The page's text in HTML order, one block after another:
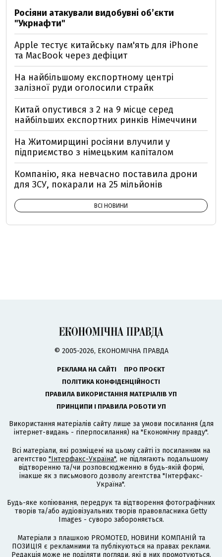
Росіяни атакували видобувні обʼєкти
"Укрнафти"
Apple тестує китайську пам'ять для iPhone
та MacBook через дефіцит
На найбільшому експортному центрі
залізної руди оголосили страйк
Китай опустився з 2 на 9 місце серед
найбільших експортних ринків Німеччини
На Житомирщині росіяни влучили у
підприємство з німецьким капіталом
Компанію, яка невчасно поставила дрони
для ЗСУ, покарали на 25 мільйонів
ВСІ НОВИНИ
© 2005-2026, ЕКОНОМІЧНА ПРАВДА
РЕКЛАМА НА САЙТІ
ПРО ПРОЄКТ
ПОЛІТИКА КОНФІДЕНЦІЙНОСТІ
ПРАВИЛА ВИКОРИСТАННЯ МАТЕРІАЛІВ УП
ПРИНЦИПИ І ПРАВИЛА РОБОТИ УП
Використання матеріалів сайту лише за умови посилання (для
інтернет-видань - гіперпосилання) на "Економічну правду".
Всі матеріали, які розміщені на цьому сайті із посиланням на
агентство "Інтерфакс-Україна", не підлягають подальшому
відтворенню та/чи розповсюдженню в будь-якій формі,
інакше як з письмового дозволу агентства "Інтерфакс-
Україна".
Будь-яке копіювання, передрук та відтворення фотографічних
творів та/або аудіовізуальних творів правовласника Getty
Images - суворо забороняється.
Матеріали з плашкою PROMOTED, НОВИНИ КОМПАНІЙ та
ПОЗИЦІЯ є рекламними та публікуються на правах реклами.
Редакція може не поділяти погляди, які в них промотуються.